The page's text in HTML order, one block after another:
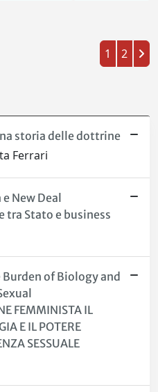
1 2
storia delle dottrine
Ferrari
New Deal
Stato e business
of Biology and
FEMMINISTA IL
E IL POTERE
SESSUALE